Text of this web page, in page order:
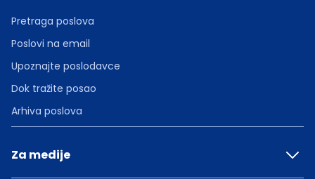
Pretraga poslova
Poslovi na email
Upoznajte poslodavce
Dok tražite posao
Arhiva poslova
Za medije